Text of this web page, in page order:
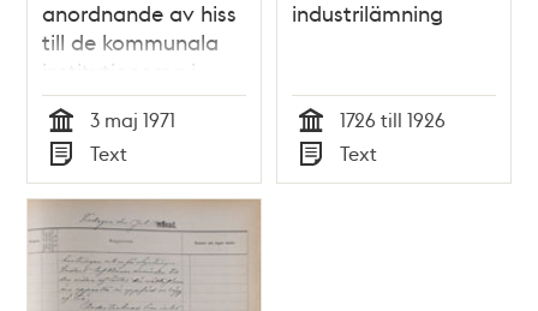
anordnande av hiss
till de kommunala
institutionerna i
Högdalsgången 18
och 24 -
Kommunfullmäktige
1971
Tid
3 maj 1971
Typ
Text
industrilämning
Tid
1726 till 1926
Typ
Text